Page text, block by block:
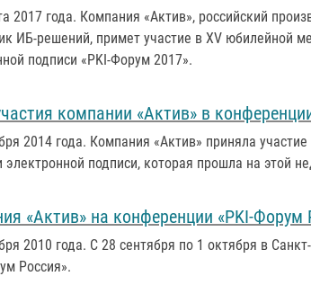
2017 года. Компания «Актив», российский
ИБ-решений, примет участие в XV юбилейной
подписи «PKI-Форум 2017».
компании «Актив» в
2014 года. Компания «Актив» приняла
электронной подписи, которая прошла на этой
«Актив» на конференции «PKI-Форум
2010 года. С 28 сентября по 1 октября в
Россия».